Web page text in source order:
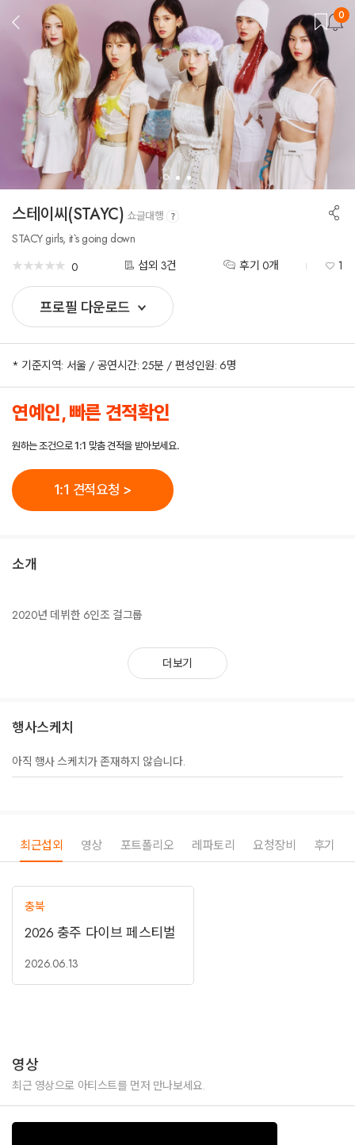
뒤
로
0
스테이씨(STAYC) 쇼글대행
STACY girls, it`s going down
★★★★★
★★★★★ 0 섭외 3건 후기 0개 1
프로필 다운로드
공
유
* 기준지역: 서울 / 공연시간: 25분 / 편성인원: 6명
연예인, 빠른 견적확인
원하는 조건으로 1:1 맞춤 견적을 받아보세요.
1:1 견적요청 >
소개
2020년 데뷔한 6인조 걸그룹
더보기
행사스케치
아직 행사 스케치가 존재하지 않습니다.
최근섭외 영상 포트폴리오 레파토리 요청장비 후기
충북
2026 충주 다이브 페스티벌
2026.06.13
영상
최근 영상으로 아티스트를 먼저 만나보세요.